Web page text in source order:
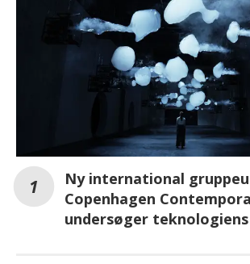
Ny international
Copenhagen
undersøger